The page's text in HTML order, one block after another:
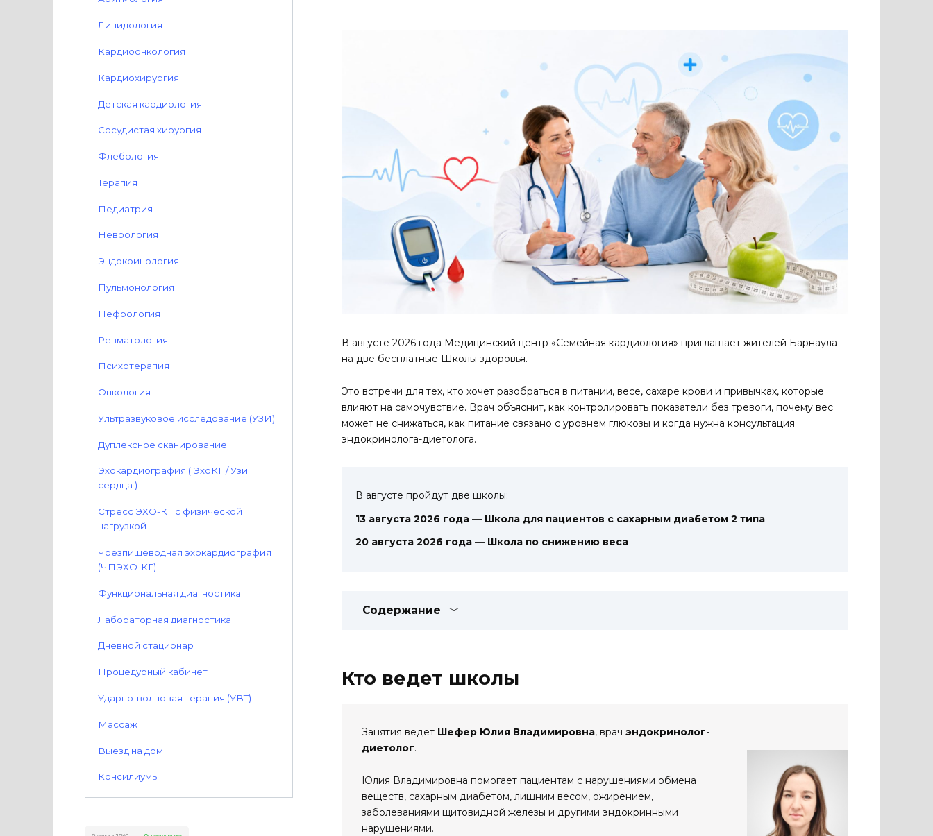
В августе 2026 года Медицинский центр «Семейная кардиология» приглашает жителей Барнаула
на две бесплатные Школы здоровья.
Это встречи для тех, кто хочет разобраться в питании, весе, сахаре крови и привычках, которые
влияют на самочувствие. Врач объяснит, как контролировать показатели без тревоги, почему вес
может не снижаться, как питание связано с уровнем глюкозы и когда нужна консультация
эндокринолога-диетолога.
В августе пройдут две школы:
13 августа 2026 года — Школа для пациентов с сахарным диабетом 2 типа
20 августа 2026 года — Школа по снижению веса
Содержание
Кто ведет школы
Занятия ведет Шефер Юлия Владимировна, врачэндокринолог-
диетолог.
Юлия Владимировна помогает пациентам с нарушениями обмена
веществ, сахарным диабетом, лишним весом, ожирением,
заболеваниями щитовидной железы и другими эндокринными
нарушениями.
Липидология
Кардиоонкология
Кардиохирургия
Детская кардиология
Сосудистая хирургия
Флебология
Терапия
Педиатрия
Неврология
Эндокринология
Пульмонология
Нефрология
Ревматология
Психотерапия
Онкология
Ультразвуковое исследование (УЗИ)
Дуплексное сканирование
Эхокардиография ( ЭхоКГ / Узи
сердца )
Стресс ЭХО-КГ с физической
нагрузкой
Чрезпищеводная эхокардиография
(ЧПЭХО-КГ)
Функциональная диагностика
Лабораторная диагностика
Дневной стационар
Процедурный кабинет
Ударно-волновая терапия (УВТ)
Массаж
Выезд на дом
Консилиумы